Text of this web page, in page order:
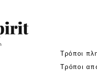
Τρόποι
Τρόποι